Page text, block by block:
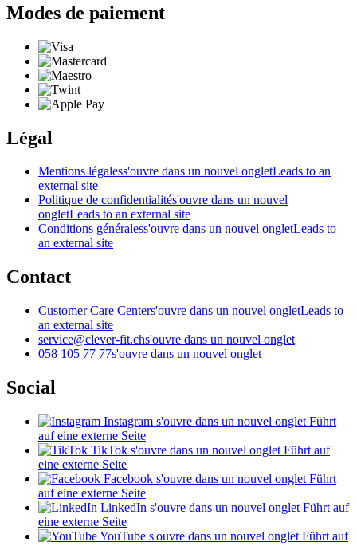
Modes de paiement
Légal
Mentions légaless'ouvre dans un nouvel ongletLeads to an
external site
Politique de confidentialités'ouvre dans un nouvel
ongletLeads to an external site
Conditions généraless'ouvre dans un nouvel ongletLeads to
an external site
Contact
Customer Care Centers'ouvre dans un nouvel ongletLeads to
an external site
service@clever-fit.chs'ouvre dans un nouvel onglet
058 105 77 77s'ouvre dans un nouvel onglet
Social
Instagram s'ouvre dans un nouvel onglet Führt
auf eine externe Seite
TikTok s'ouvre dans un nouvel onglet Führt auf
eine externe Seite
Facebook s'ouvre dans un nouvel onglet Führt
auf eine externe Seite
LinkedIn s'ouvre dans un nouvel onglet Führt auf
eine externe Seite
YouTube s'ouvre dans un nouvel onglet Führt auf